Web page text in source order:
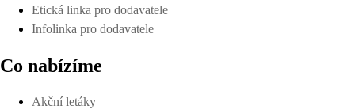
Etická linka pro dodavatele
Infolinka pro dodavatele
Co nabízíme
Akční letáky